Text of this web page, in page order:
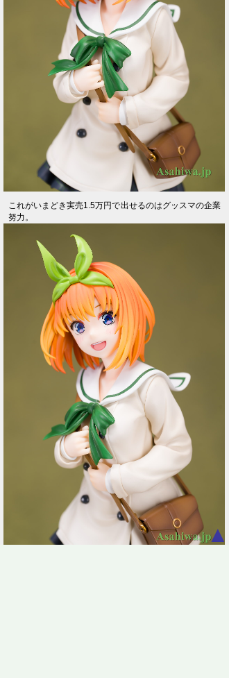
これがいまどき実売1.5万円で出せるのはグッスマの企業
努力。
▲